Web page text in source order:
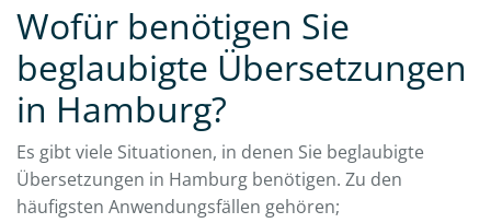
Wofür benötigen Sie
beglaubigte Übersetzungen
in Hamburg?
Es gibt viele Situationen, in denen Sie beglaubigte
Übersetzungen in Hamburg benötigen. Zu den
häufigsten Anwendungsfällen gehören;